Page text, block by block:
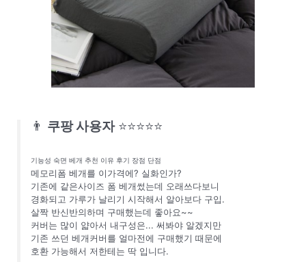
👨 쿠팡 사용자 ⭐⭐⭐⭐⭐
기능성 숙면 베개 추천 이유 후기 장점 단점
메모리폼 베개를 이가격에? 실화인가?
기존에 같은사이즈 폼 베개썼는데 오래쓰다보니
경화되고 가루가 날리기 시작해서 알아보다 구입.
살짝 반신반의하며 구매했는데 좋아요~~
커버는 많이 얇아서 내구성은... 써봐야 알겠지만
기존 쓰던 베개커버를 얼마전에 구매했기 때문에
호환 가능해서 저한테는 딱 입니다.